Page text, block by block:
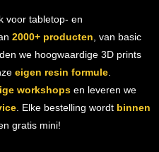
voor tabletop- en
2000+ producten , van basic
we hoogwaardige 3D prints
eigen resin formule.
workshopsen leveren we
. Elke bestelling wordt binnen
gratis mini!